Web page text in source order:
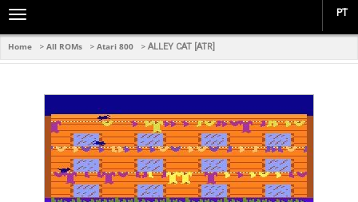
Toggle
navigation
PT
Home > All ROMs > Atari 800 > ALLEY CAT [ATR]